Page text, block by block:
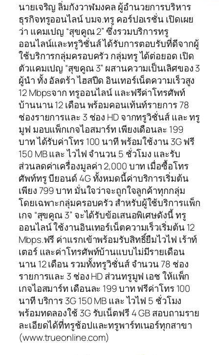
นายเจริญ ลิ่มกังวาฬมงคล ผู้อำนวยการบริหาร
ธุรกิจทรูออนไลน์ บมจ.ทรู คอร์ปอเรชั่น เปิดเผย
ว่า แคมเปญ “สุขคูณ 2” ซึ่งรวมบริการทรู
ออนไลน์และทรูวิชั่นส์ ได้รับการตอบรับที่ดีจากผู้
ใช้บริการกลุ่มครอบครัว กลุ่มทรู ได้ต่อยอด เปิด
ตัวแคมเปญ “สุขคูณ 3” ผสานความเป็นเลิศของ 3
ผู้นำ ทั้ง อัลตร้า ไฮสปีด อินเทอร์เน็ตความเร็วสูง
12 Mbpsจาก ทรูออนไลน์ และฟรีค่าโทรศัพท์
บ้านนาน 12 เดือน พร้อมคอนเท้นท์รายการ 78
ช่องรายการและ 3 ช่อง HD จากทรูวิชั่นส์ และ ทรู
มูฟ มอบแพ็กเกจไอสมาร์ท เพียงเดือนละ 199
บาท ได้รับค่าโทร 100 นาที พร้อมใช้งาน 3G ฟรี
150 MB และ ไวไฟ จำนวน 5 ชั่วโมง และรับ
ส่วนลดค่าเครื่องมูลค่า 2,000 บาท เมื่อซื้อโทร
ศัพท์ทรู บียอนด์ 4G ทั้งหมดนี้ค่าบริการเริ่มต้น
เพียง 799 บาท มั่นใจว่าจะถูกใจลูกค้าทุกกลุ่ม
โดยเฉพาะกลุ่มครอบครัว สำหรับผู้ใช้บริการแพ็ก
เกจ “สุขคูณ 3” จะได้รับข้อเสนอพิเศษดังนี้ ทรู
ออนไลน์ ใช้งานอินเทอร์เน็ตความเร็วเริ่มต้น 12
Mbps.ฟรี ค่าแรกเข้าพร้อมรับสิทธิ์ยืมไวไฟ เร้าท์
เตอร์ และค่าโทรศัพท์บ้านแบบไม่มีรายเดือน
นาน 12 เดือน รวมทั้งทรูวิชั่นส์ จำนวน 78 ช่อง
รายการและ 3 ช่อง HD ส่วนทรูมูฟ เอช ให้แพ็ก
เกจไอสมาร์ท เดือนละ 199 บาท ฟรีค่าโทร 100
นาที บริการ 3G 150 MB และ ไวไฟ 5 ชั่วโมง
พร้อมทดลองใช้ 3G รับเน็ตฟรี 4 GB สอบถามราย
ละเอียดได้ที่ทรูช้อปและทรูพาร์ทเนอร์ทุกสาขา
(www.trueonline.com)